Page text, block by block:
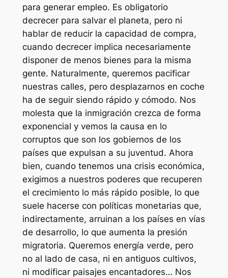
para generar empleo. Es obligatorio
decrecer para salvar el planeta, pero ni
hablar de reducir la capacidad de compra,
cuando decrecer implica necesariamente
disponer de menos bienes para la misma
gente. Naturalmente, queremos pacificar
nuestras calles, pero desplazarnos en coche
ha de seguir siendo rápido y cómodo. Nos
molesta que la inmigración crezca de forma
exponencial y vemos la causa en lo
corruptos que son los gobiernos de los
países que expulsan a su juventud. Ahora
bien, cuando tenemos una crisis económica,
exigimos a nuestros poderes que recuperen
el crecimiento lo más rápido posible, lo que
suele hacerse con políticas monetarias que,
indirectamente, arruinan a los países en vías
de desarrollo, lo que aumenta la presión
migratoria. Queremos energía verde, pero
no al lado de casa, ni en antiguos cultivos,
ni modificar paisajes encantadores… Nos